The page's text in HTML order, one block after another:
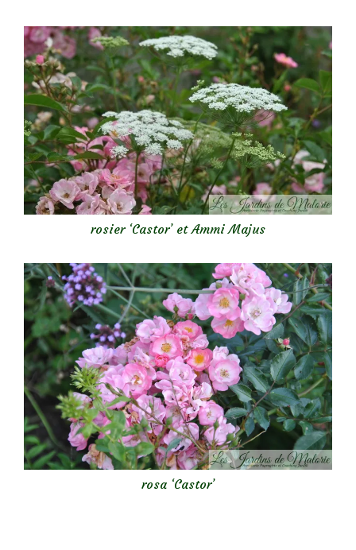
rosier ‘Castor’ et Ammi Majus
rosa ‘Castor’